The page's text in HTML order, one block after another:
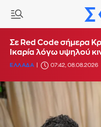
Σε Red Code σήμερα
Ικαρία λόγω υψηλού
ΕΛΛΑΔΑ 07:42, 08.08.2026